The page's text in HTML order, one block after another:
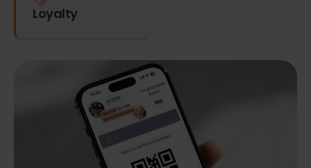
Loyalty